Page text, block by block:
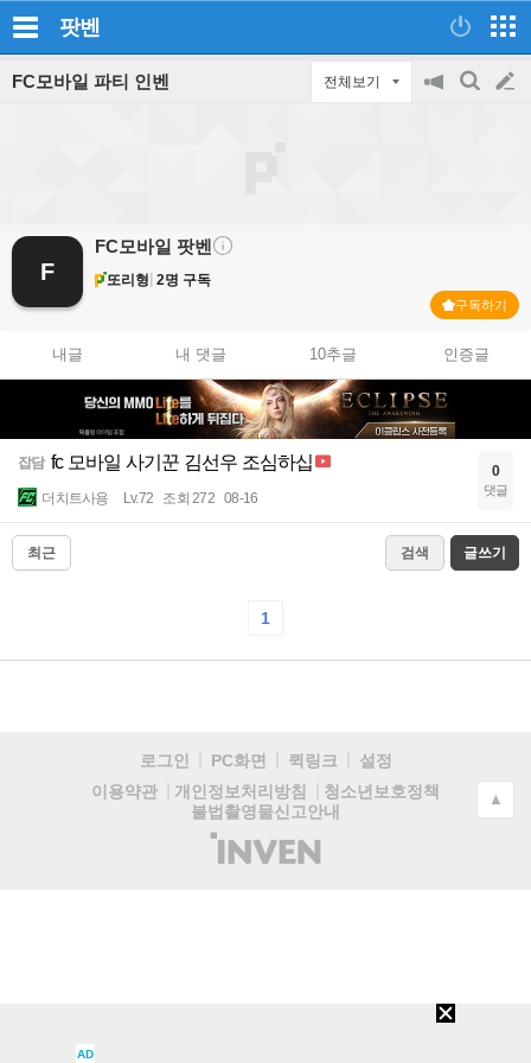
팟벤
FC모바일 파티 인벤 전체보기
F
FC모바일 팟벤
또리형 2명 구독
구독하기
내글 내 댓글 10추글 인증글
잡담 fc 모바일 사기꾼 김선우 조심하십
더치트사용 Lv.72 조회 272 08-16
0
댓글
최근 검색 글쓰기
1
로그인 PC화면 퀵링크
설정
이용약관
개인정보처리방침
청소년보호정책
불법촬영물신고안내
(주)
인
▲
AD